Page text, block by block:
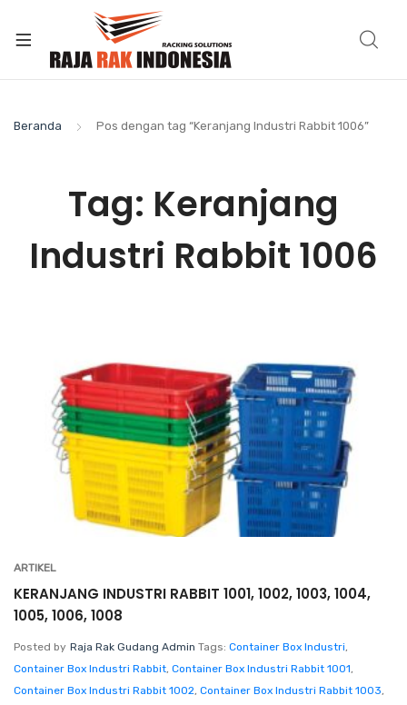
Beranda Pos dengan tag “Keranjang Industri Rabbit 1006”
Tag: Keranjang
Industri Rabbit 1006
ARTIKEL
KERANJANG INDUSTRI RABBIT 1001, 1002, 1003, 1004,
1005, 1006, 1008
Posted by Raja Rak Gudang Admin Tags: Container Box Industri,
Container Box Industri Rabbit, Container Box Industri Rabbit 1001,
Container Box Industri Rabbit 1002, Container Box Industri Rabbit 1003,